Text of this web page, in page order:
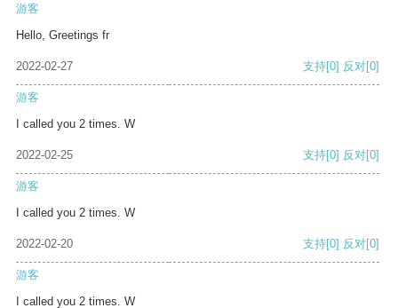
游客
Hello, Greetings fr
2022-02-27 支持[0] 反对[0]
游客
I called you 2 times. W
2022-02-25 支持[0] 反对[0]
游客
I called you 2 times. W
2022-02-20 支持[0] 反对[0]
游客
I called you 2 times. W